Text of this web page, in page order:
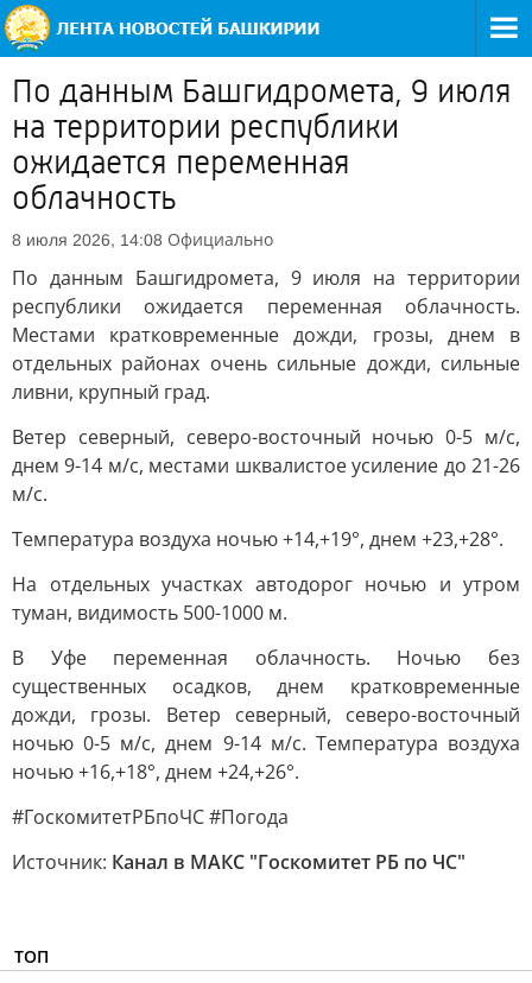
По данным Башгидромета, 9 июля
на территории республики
ожидается переменная
облачность
8 июля 2026, 14:08 Официально
По данным Башгидромета, 9 июля на территории
республики ожидается переменная облачность.
Местами кратковременные дожди, грозы, днем в
отдельных районах очень сильные дожди, сильные
ливни, крупный град.
Ветер северный, северо-восточный ночью 0-5 м/с,
днем 9-14 м/с, местами шквалистое усиление до 21-26
м/с.
Температура воздуха ночью +14,+19°, днем +23,+28°.
На отдельных участках автодорог ночью и утром
туман, видимость 500-1000 м.
В Уфе переменная облачность. Ночью без
существенных осадков, днем кратковременные
дожди, грозы. Ветер северный, северо-восточный
ночью 0-5 м/с, днем 9-14 м/с. Температура воздуха
ночью +16,+18°, днем +24,+26°.
#ГоскомитетРБпоЧС #Погода
Источник: Канал в МАКС "Госкомитет РБ по ЧС"
ТОП